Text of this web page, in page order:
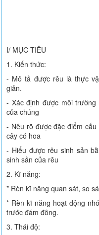
I/ MỤC TIÊU
1. Kiến thức:
- Mô tả được rêu là thực
giản.
- Xác định được môi
của chúng
- Nêu rõ được đặc điểm
cây có hoa
- Hiểu được rêu sinh sản
sinh sản của rêu
2. Kĩ năng:
* Rèn kĩ năng quan sát, so
* Rèn kĩ năng hoạt động
trước đám đông.
3. Thái độ: